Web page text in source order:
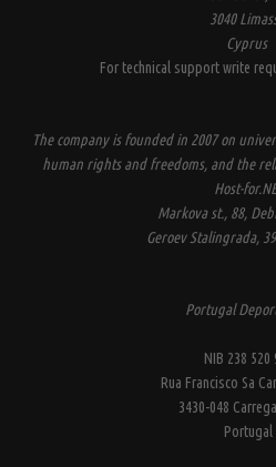
3040
Cyprus
For technical support write
The company is founded in 2007 on
human rights and freedoms, and the
Host-
Markova st., 88,
Geroev Stalingrada,
Portugal
NIB 238 520
Rua Francisco Sa
3430-048
Portugal